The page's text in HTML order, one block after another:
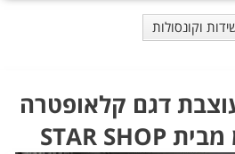
וקונסולות
דגם קלאופטרה